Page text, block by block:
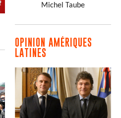
Michel Taube
OPINION AMÉRIQUES
LATINES